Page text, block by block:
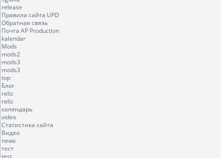
release
Правила сайта UPD
Обратная связь
Почта AP Production
kalendar
Mods
mods2
mods3
mods3
top
Блог
reliz
reliz
календарь
video
Статистика сайта
Видео
news
тест
test